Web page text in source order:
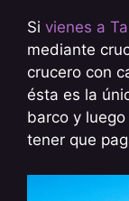
Si vienes a
mediante
crucero con
ésta es la
barco y
tener que